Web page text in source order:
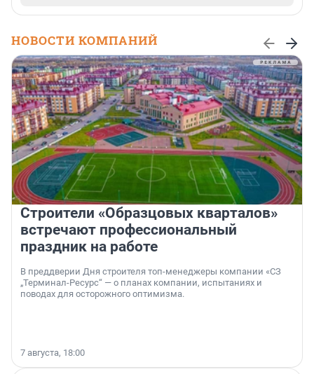
НОВОСТИ КОМПАНИЙ
Строители «Образцовых кварталов»
встречают профессиональный
праздник на работе
В преддверии Дня строителя топ-менеджеры компании «СЗ
„Терминал-Ресурс“ — о планах компании, испытаниях и
поводах для осторожного оптимизма.
7 августа, 18:00